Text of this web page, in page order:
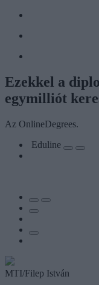
Ezekkel a
egymilliót
Az OnlineDegrees.
Eduline
MTI/Filep István